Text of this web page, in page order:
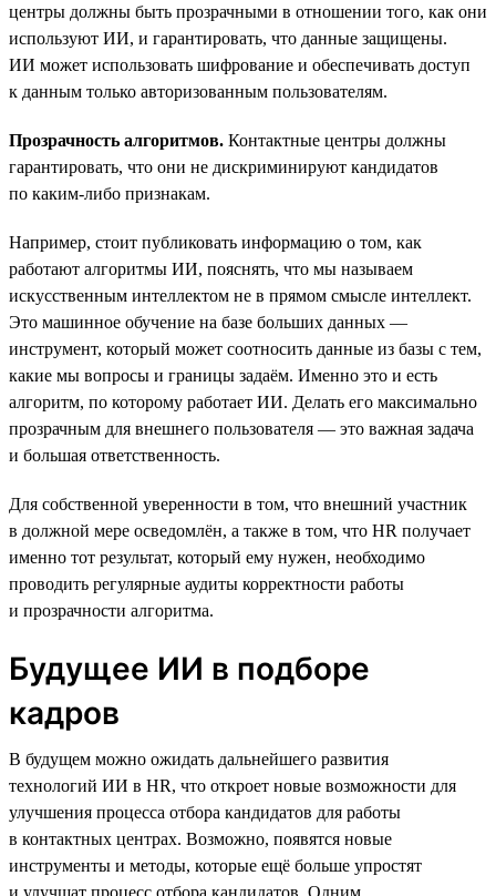
центры должны быть прозрачными в отношении того, как они
используют ИИ, и гарантировать, что данные защищены.
ИИ может использовать шифрование и обеспечивать доступ
к данным только авторизованным пользователям.
Прозрачность алгоритмов. Контактные центры должны
гарантировать, что они не дискриминируют кандидатов
по каким-либо признакам.
Например, стоит публиковать информацию о том, как
работают алгоритмы ИИ, пояснять, что мы называем
искусственным интеллектом не в прямом смысле интеллект.
Это машинное обучение на базе больших данных —
инструмент, который может соотносить данные из базы с тем,
какие мы вопросы и границы задаём. Именно это и есть
алгоритм, по которому работает ИИ. Делать его максимально
прозрачным для внешнего пользователя — это важная задача
и большая ответственность.
Для собственной уверенности в том, что внешний участник
в должной мере осведомлён, а также в том, что HR получает
именно тот результат, который ему нужен, необходимо
проводить регулярные аудиты корректности работы
и прозрачности алгоритма.
Будущее ИИ в подборе
кадров
В будущем можно ожидать дальнейшего развития
технологий ИИ в HR, что откроет новые возможности для
улучшения процесса отбора кандидатов для работы
в контактных центрах. Возможно, появятся новые
инструменты и методы, которые ещё больше упростят
и улучшат процесс отбора кандидатов. Одним